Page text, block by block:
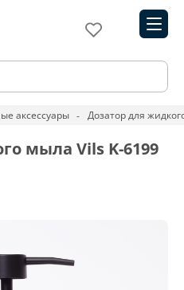
аксессуары Дозатор для
мыла Vils K-6199